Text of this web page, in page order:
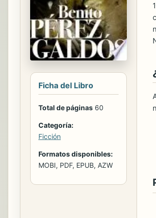
Ficha del Libro
Total de páginas 60
Categoría:
Ficción
Formatos disponibles:
MOBI, PDF, EPUB, AZW